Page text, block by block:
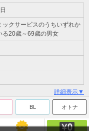
ックサービスのうちいずれか
る20歳～69歳の男女
詳細表示▼
BL オトナ